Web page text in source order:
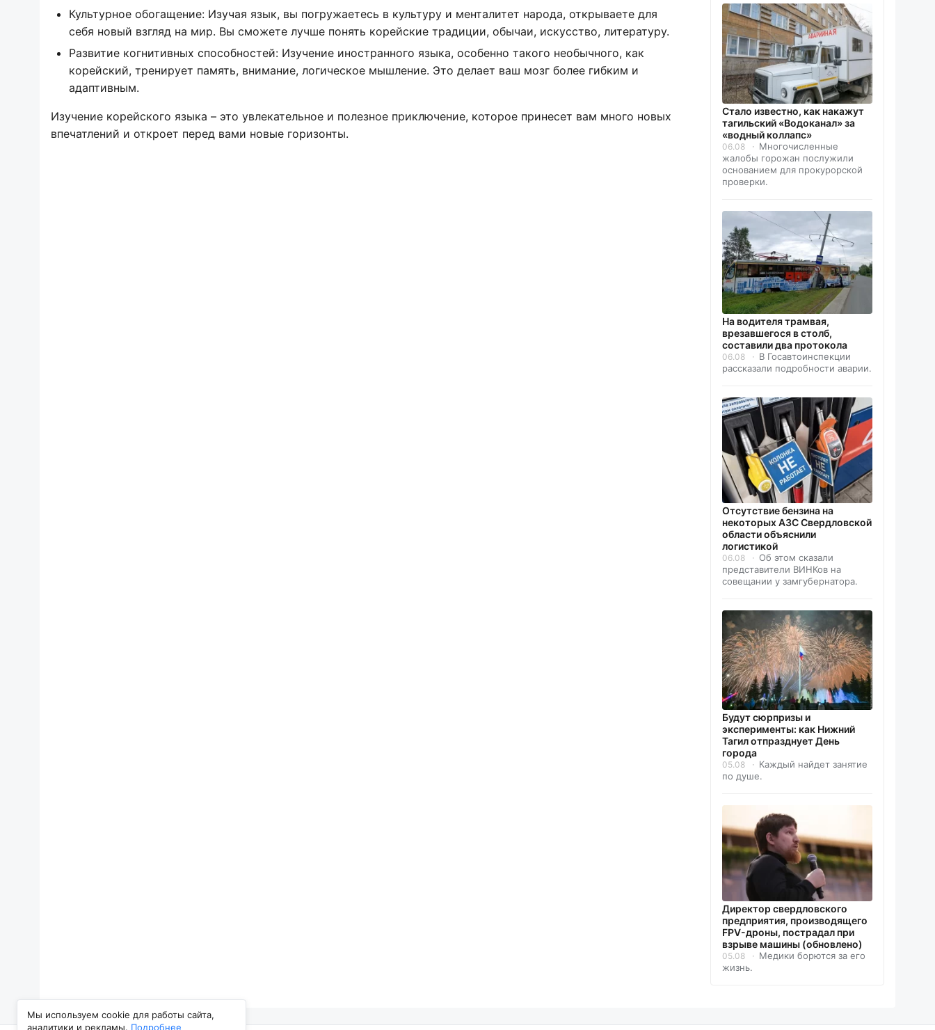
Мы используем cookie для работы сайта,
аналитики и рекламы. Подробнее
Культурное обогащение: Изучая язык, вы погружаетесь в культуру и менталитет народа, открываете для
себя новый взгляд на мир. Вы сможете лучше понять корейские традиции, обычаи, искусство, литературу.
Развитие когнитивных способностей: Изучение иностранного языка, особенно такого необычного, как
корейский, тренирует память, внимание, логическое мышление. Это делает ваш мозг более гибким и
адаптивным.
Изучение корейского языка – это увлекательное и полезное приключение, которое принесет вам много новых
впечатлений и откроет перед вами новые горизонты.
Стало известно, как накажут
тагильский «Водоканал» за
«водный коллапс»
06.08
Многочисленные
жалобы горожан послужили
основанием для прокурорской
проверки.
На водителя трамвая,
врезавшегося в столб,
составили два протокола
06.08
В Госавтоинспекции
рассказали подробности аварии.
Отсутствие бензина на
некоторых АЗС Свердловской
области объяснили
логистикой
06.08
Об этом сказали
представители ВИНКов на
совещании у замгубернатора.
Будут сюрпризы и
эксперименты: как Нижний
Тагил отпразднует День
города
05.08
Каждый найдет занятие
по душе.
Директор свердловского
предприятия, производящего
FPV-дроны, пострадал при
взрыве машины (обновлено)
05.08
Медики борются за его
жизнь.